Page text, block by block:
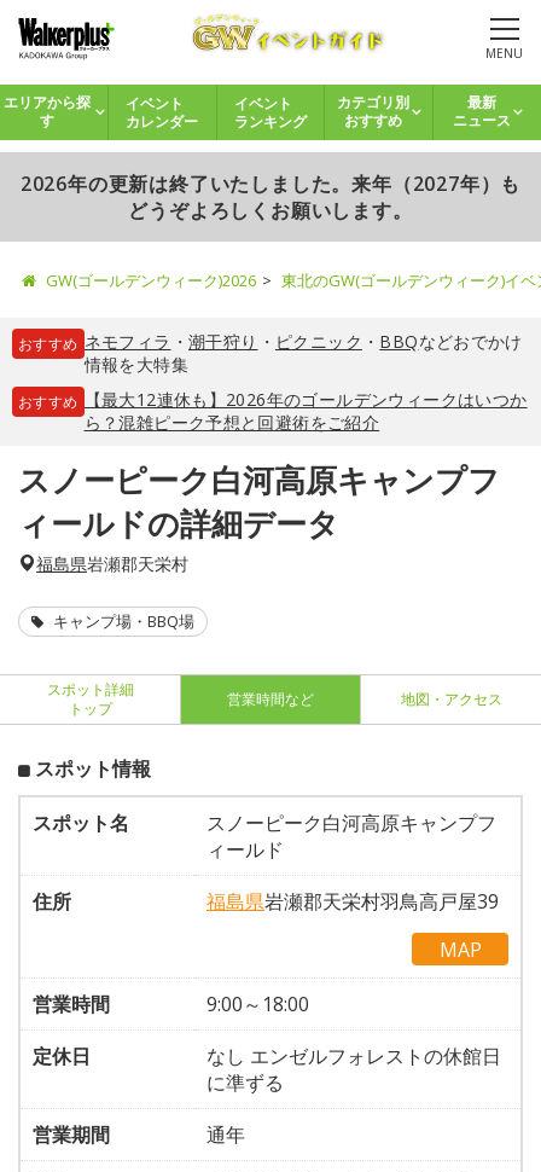
MENU
エリアから探
す
イベント
カレンダー
イベント
ランキング
カテゴリ別
おすすめ
最新
ニュース
2026年の更新は終了いたしました。来年（2027年）も
どうぞよろしくお願いします。
GW(ゴールデンウィーク)2026 東北のGW(ゴールデンウィーク)イ
おすすめ ネモフィラ ・ 潮干狩り ・ ピクニック ・ BBQなどおでかけ
情報を大特集
おすすめ
【最大12連休も】2026年のゴールデンウィークはいつか
ら？混雑ピーク予想と回避術をご紹介
スノーピーク白河高原キャンプフ
ィールドの詳細データ
福島県岩瀬郡天栄村
キャンプ場・BBQ場
スポット詳細
トップ
営業時間など 地図・アクセス
スポット情報
スポット名
スノーピーク白河高原キャンプフ
ィールド
住所
福島県岩瀬郡天栄村羽鳥高戸屋39
MAP
営業時間
9:00～18:00
定休日
なし エンゼルフォレストの休館日
に準ずる
営業期間
通年